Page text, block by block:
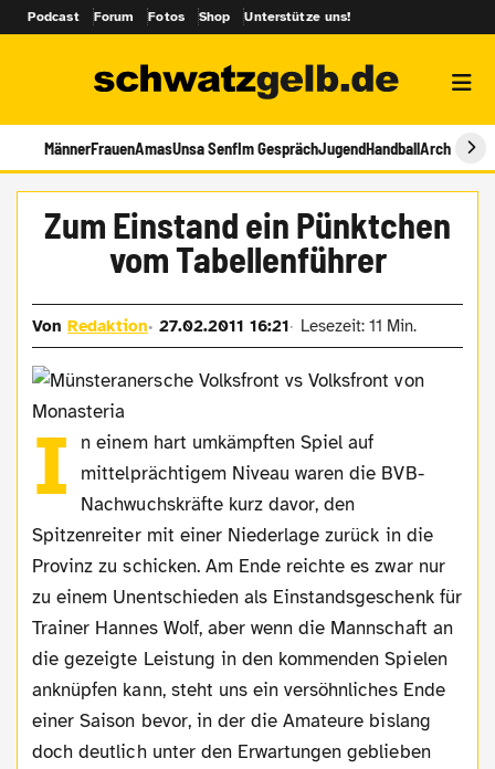
Podcast Forum Fotos Shop Unterstütze uns!
MännerFrauenAmasUnsa SenfIm GesprächJugendHandballArchiv
Zum Einstand ein Pünktchen
vom Tabellenführer
VonRedaktion 27.02.2011 16:21 Lesezeit: 11 Min.
I
n einem hart umkämpften Spiel auf
mittelprächtigem Niveau waren die BVB-
Nachwuchskräfte kurz davor, den
Spitzenreiter mit einer Niederlage zurück in die
Provinz zu schicken. Am Ende reichte es zwar nur
zu einem Unentschieden als Einstandsgeschenk für
Trainer Hannes Wolf, aber wenn die Mannschaft an
die gezeigte Leistung in den kommenden Spielen
anknüpfen kann, steht uns ein versöhnliches Ende
einer Saison bevor, in der die Amateure bislang
doch deutlich unter den Erwartungen geblieben